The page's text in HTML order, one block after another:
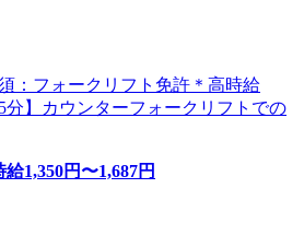
：フォークリフト免許＊高時給
】カウンターフォークリフトでの
給1,350円〜1,687円